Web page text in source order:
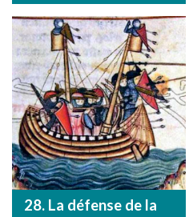
28. La défense de la